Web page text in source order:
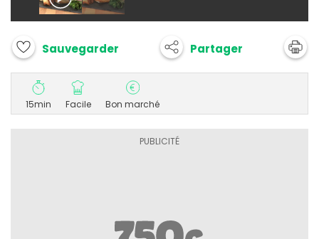
Sauvegarder Partager
15min Facile Bon marché